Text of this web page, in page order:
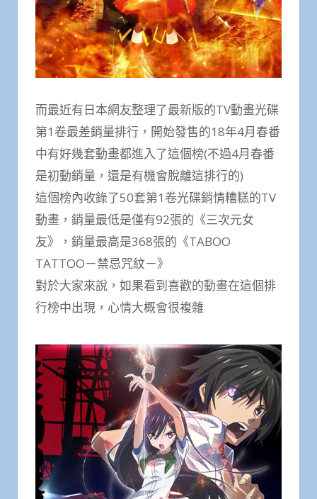
而最近有日本網友整理了最新版的TV動畫光碟
第1卷最差銷量排行，開始發售的18年4月春番
中有好幾套動畫都進入了這個榜(不過4月春番
是初動銷量，還是有機會脫離這排行的)
這個榜內收錄了50套第1卷光碟銷情糟糕的TV
動畫，銷量最低是僅有92張的《三次元女
友》，銷量最高是368張的《TABOO
TATTOO－禁忌咒紋－》
對於大家來說，如果看到喜歡的動畫在這個排
行榜中出現，心情大概會很複雜